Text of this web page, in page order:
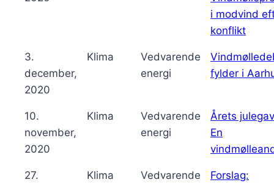
i modvind
konflikt
3.
december,
2020
Klima
Vedvarende
energi
fylder i
10.
november,
2020
Klima
Vedvarende
energi
Årets
En
27.
Klima
Vedvarende
Forslag: